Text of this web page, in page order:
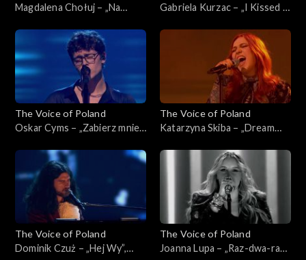
Magdalena Chołuj – „Na
Poland”, Live 1, 8 listopada
2025
Gabriela Kurzac – „I Kissed a
Live 1, 8 listopada 2025
The Voice of Poland
Oskar Cyms – „Zabierz mnie”,
8 listopada 2025
The Voice of Poland
Katarzyna Skiba – „Dream
Live 1, 8 listopada 2025
The Voice of Poland
Dominik Czuż – „Hej Wy”,
The Voice of Poland
Joanna Lupa – „Raz-dwa-raz-